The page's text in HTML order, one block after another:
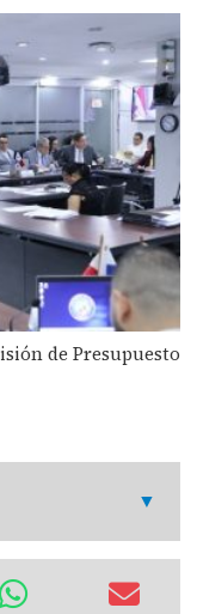
de Presupuesto